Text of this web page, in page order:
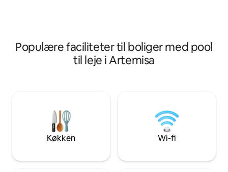
Populære faciliteter til boliger med pool
til leje i Artemisa
Køkken Wi-fi